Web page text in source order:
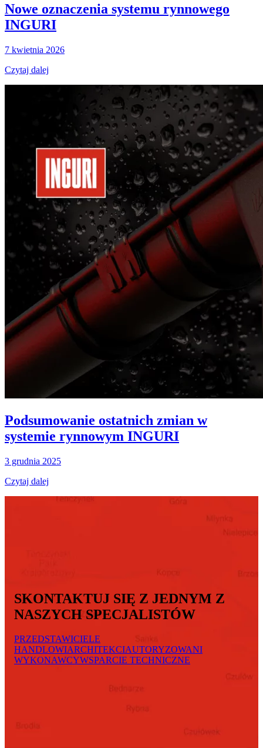
Nowe oznaczenia systemu rynnowego
INGURI
7 kwietnia 2026
Czytaj dalej
Podsumowanie ostatnich zmian w
systemie rynnowym INGURI
3 grudnia 2025
Czytaj dalej
SKONTAKTUJ SIĘ Z JEDNYM Z
NASZYCH SPECJALISTÓW
PRZEDSTAWICIELE
HANDLOWIARCHITEKCIAUTORYZOWANI
WYKONAWCYWSPARCIE TECHNICZNE